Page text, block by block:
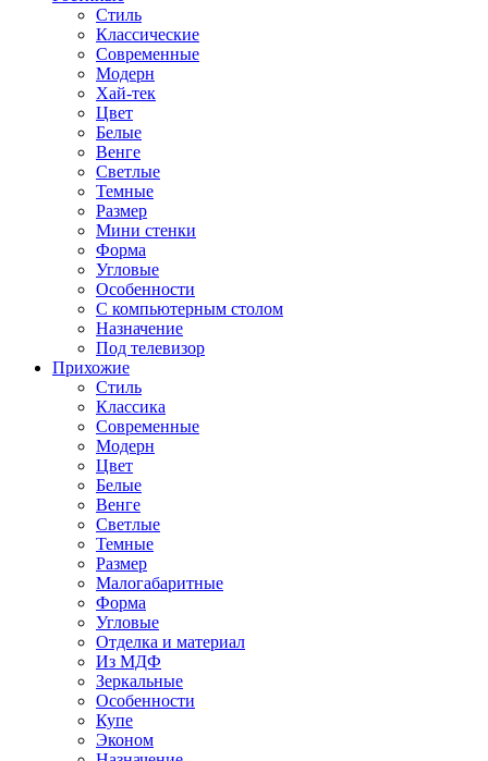
Стиль
Классические
Современные
Модерн
Хай-тек
Цвет
Белые
Венге
Светлые
Темные
Размер
Мини стенки
Форма
Угловые
Особенности
С компьютерным столом
Назначение
Под телевизор
Прихожие
Стиль
Классика
Современные
Модерн
Цвет
Белые
Венге
Светлые
Темные
Размер
Малогабаритные
Форма
Угловые
Отделка и материал
Из МДФ
Зеркальные
Особенности
Купе
Эконом